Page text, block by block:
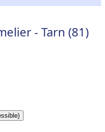
- Tarn (81)